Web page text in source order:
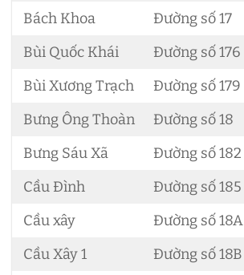
Bách Khoa
Đường số 17
Bùi Quốc Khái
Đường số 176
Bùi Xương Trạch
Đường số 179
Bưng Ông Thoàn
Đường số 18
Bưng Sáu Xã
Đường số 182
Cầu Đình
Đường số 185
Cầu xây
Đường số 18A
Cầu Xây 1
Đường số 18B